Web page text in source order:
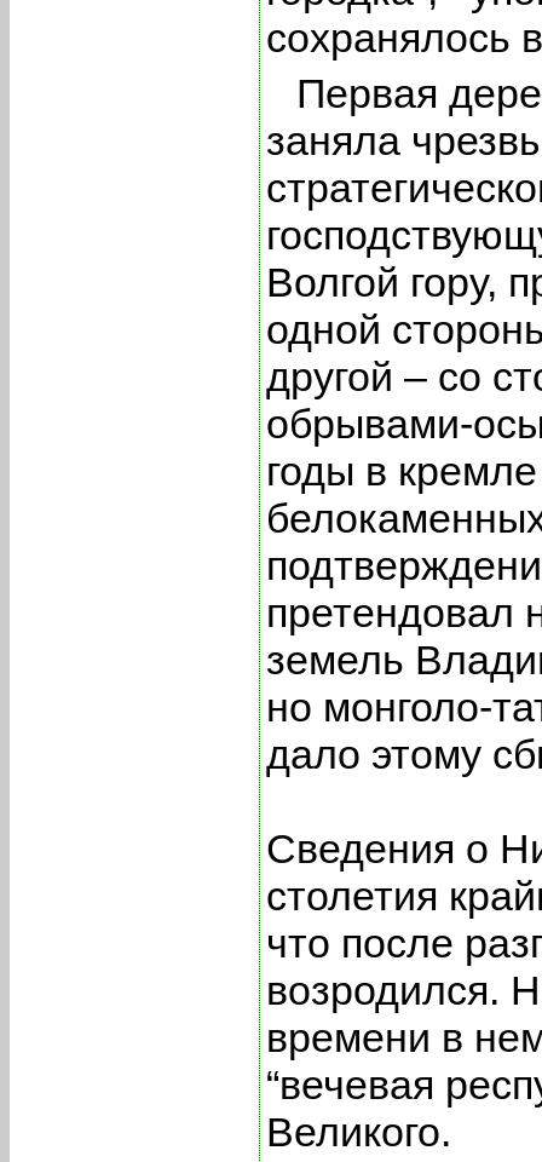
сохранялось
Первая
заняла
Волгой гору,
одной
другой – со
обрывами-
годы в
претендовал
земель
но монголо-
дало этому
Сведения о
столетия
что после
возродился.
времени в
“вечевая
Великого.